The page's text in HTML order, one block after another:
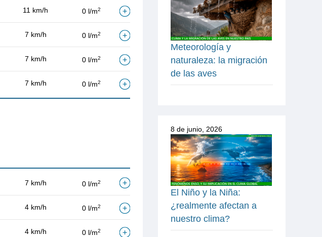
11 km/h 0 l/m2
7 km/h 0 l/m2
7 km/h 0 l/m2
7 km/h 0 l/m2
7 km/h 0 l/m2
4 km/h 0 l/m2
4 km/h 0 l/m2
Meteorología y
naturaleza: la migración
de las aves
8 de junio, 2026
El Niño y la Niña:
¿realmente afectan a
nuestro clima?